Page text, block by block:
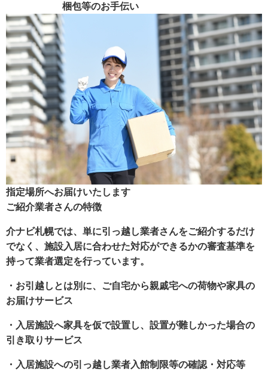
梱包等のお手伝い
指定場所へお届けいたします
ご紹介業者さんの特徴
介ナビ札幌では、単に引っ越し業者さんをご紹介するだけ
でなく、施設入居に合わせた対応ができるかの審査基準を
持って業者選定を行っています。
・お引越しとは別に、ご自宅から親戚宅への荷物や家具の
お届けサービス
・入居施設へ家具を仮で設置し、設置が難しかった場合の
引き取りサービス
・入居施設への引っ越し業者入館制限等の確認・対応等